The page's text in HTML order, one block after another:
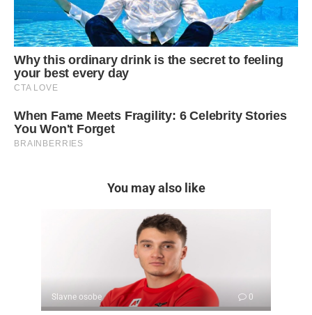
You may also like
Slavne osobe 0